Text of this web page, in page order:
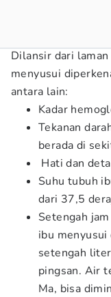
Dilansir dari laman
menyusui
antara lain:
Kadar
Tekanan
berada di
Hati dan
Suhu tubuh
dari 37,5
Setengah
ibu menyusui
setengah
pingsan. Air
Ma, bisa